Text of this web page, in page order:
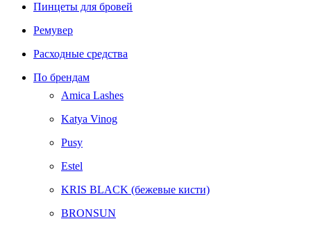
Пинцеты для бровей
Ремувер
Расходные средства
По брендам
Amica Lashes
Katya Vinog
Pusy
Estel
KRIS BLACK (бежевые кисти)
BRONSUN